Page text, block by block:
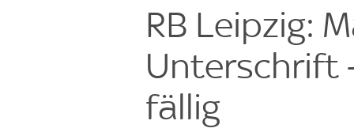
RB Leipzig:
Unterschrift
fällig